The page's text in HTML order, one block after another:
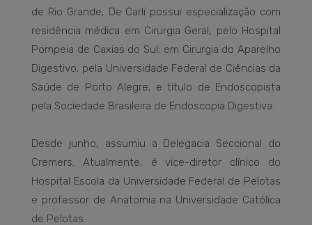
de Rio Grande, De Carli possui especialização com
residência médica em Cirurgia Geral, pelo Hospital
Pompeia de Caxias do Sul; em Cirurgia do Aparelho
Digestivo, pela Universidade Federal de Ciências da
Saúde de Porto Alegre; e título de Endoscopista
pela Sociedade Brasileira de Endoscopia Digestiva.
Desde junho, assumiu a Delegacia Seccional do
Cremers. Atualmente, é vice-diretor clínico do
Hospital Escola da Universidade Federal de Pelotas
e professor de Anatomia na Universidade Católica
de Pelotas.